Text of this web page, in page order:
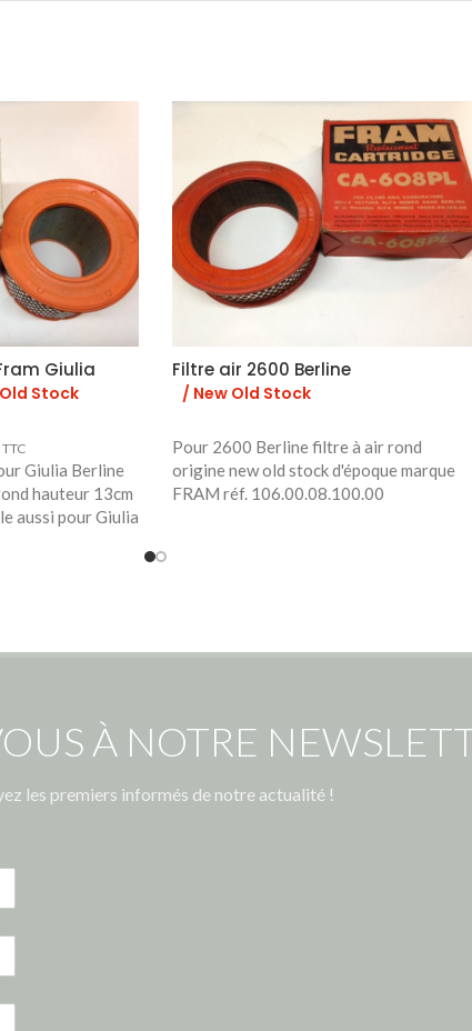
Giulia
Stock
TTC
Giulia Berline
hauteur 13cm
aussi pour Giulia
Filtre air 2600 Berline
/ New Old Stock
Pour 2600 Berline filtre à air rond
origine new old stock d'époque marque
FRAM réf. 106.00.08.100.00
À NOTRE
les premiers informés de notre actualité !